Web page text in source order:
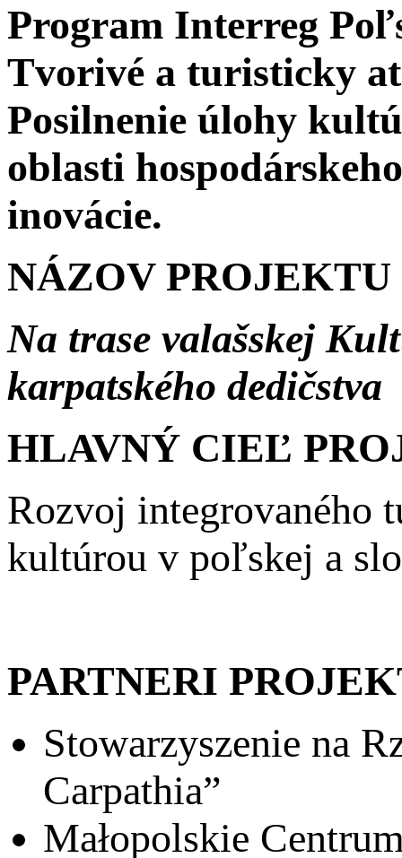
Program Interreg
Tvorivé a turisticky
Posilnenie úlohy
oblasti
inovácie.
NÁZOV PROJEKTU
Na trase valašskej
karpatského dedičstva
HLAVNÝ CIEĽ
Rozvoj integrovaného
kultúrou v poľskej a
PARTNERI
Stowarzyszenie na
Carpathia”
Małopolskie